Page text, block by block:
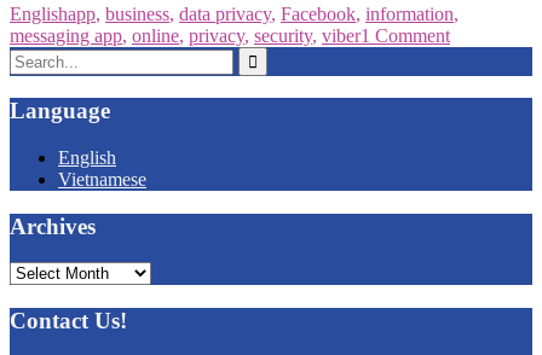
Englishapp, business, data privacy, Facebook, information,
messaging app, online, privacy, security, viber1 Comment
Search
for:
Language
English
Vietnamese
Archives
Archives
Contact Us!